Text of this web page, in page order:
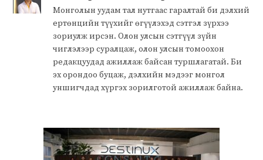
Монголын уудам тал нутгаас гаралтай би дэлхий
ертөнцийн түүхийг өгүүлэхэд сэтгэл зүрхээ
зориулж ирсэн. Олон улсын сэтгүүл зүйн
чиглэлээр суралцаж, олон улсын томоохон
редакцуудад ажиллаж байсан туршлагатай. Би
эх орондоо буцаж, дэлхийн мэдээг монгол
уншигчдад хүргэх зорилготой ажиллаж байна.